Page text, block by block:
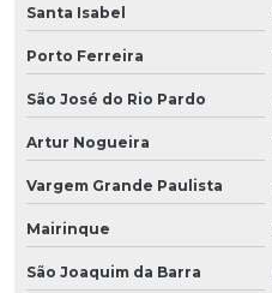
Santa Isabel
Porto Ferreira
São José do Rio Pardo
Artur Nogueira
Vargem Grande Paulista
Mairinque
São Joaquim da Barra